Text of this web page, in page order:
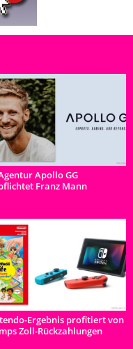
Apollo GG
Franz Mann
Ergebnis profitiert von
Zoll-Rückzahlungen